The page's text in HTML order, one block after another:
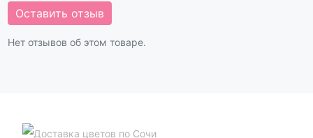
Оставить отзыв
Нет отзывов об этом товаре.